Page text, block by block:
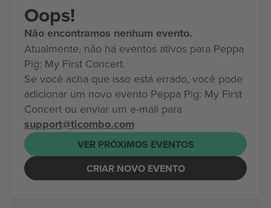
Oops!
Não encontramos nenhum evento.
Atualmente, não há eventos ativos para Peppa
Pig: My First Concert.
Se você acha que isso está errado, você pode
adicionar um novo evento Peppa Pig: My First
Concert ou enviar um e-mail para
support@ticombo.com
VER PRÓXIMOS EVENTOS
CRIAR NOVO EVENTO